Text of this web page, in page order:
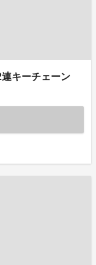
キーチェーン